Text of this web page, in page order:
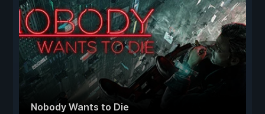
Nobody Wants to Die